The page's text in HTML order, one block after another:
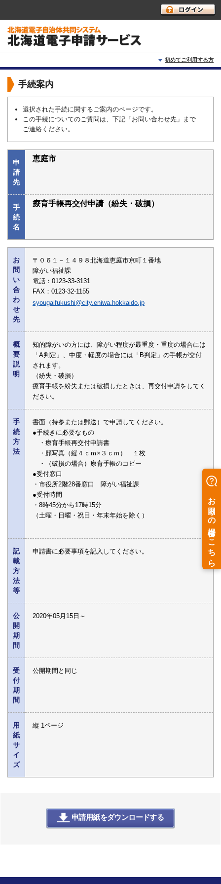
初めてご利用する方
初めて利用する方へ
利用上の注意
よくあるご質問
手続案内
選択された手続に関するご案内のページです。
この手続についてのご質問は、下記「お問い合わせ先」まで
ご連絡ください。
申
請
先
恵庭市
手
続
名
療育手帳再交付申請（紛失・破損）
お
問
い
合
わ
せ
先
〒０６１－１４９８北海道恵庭市京町１番地
障がい福祉課
電話：0123-33-3131
FAX：0123-32-1155
syougaifukushi@city.eniwa.hokkaido.jp
概
要
説
明
知的障がいの方には、障がい程度が最重度・重度の場合には
「A判定」、中度・軽度の場合には「B判定」の手帳が交付
されます。
（紛失・破損）
療育手帳を紛失または破損したときは、再交付申請をしてく
ださい。
手
続
方
法
書面（持参または郵送）で申請してください。
●手続きに必要なもの
・療育手帳再交付申請書
・顔写真（縦４ｃｍ×３ｃｍ） １枚
・（破損の場合）療育手帳のコピー
●受付窓口
・市役所2階28番窓口 障がい福祉課
●受付時間
・8時45分から17時15分
（土曜・日曜・祝日・年末年始を除く）
記
載
方
法
等
申請書に必要事項を記入してください。
公
開
期
間
2020年05月15日～
受
付
期
間
公開期間と同じ
用
紙
サ
イ
ズ
縦 1ページ
申請用紙をダウンロードする